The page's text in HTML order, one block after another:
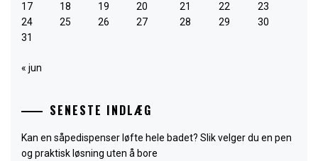
17
18 19 20 21 22
23
24
25 26 27 28 29
30
31
« jun
SENESTE INDLÆG
Kan en såpedispenser løfte hele badet? Slik velger du en pen
og praktisk løsning uten å bore